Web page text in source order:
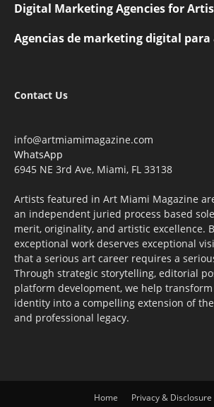
Digital Marketing Agencies for
Agencias de marketing digital
Contact Us
info@artmiamimagazine.com
WhatsApp
6945 NE 3rd Ave, Miami, FL 33138
Artists featured in Art Miami Magazine
an independent juried process based
merit, originality, and artistic excellence.
exceptional work deserves exceptional
that a serious art career requires a
Through strategic storytelling, editorial
platform development, we help
identity into a compelling extension of
and professional legacy.
Home
Privacy & Disclosure